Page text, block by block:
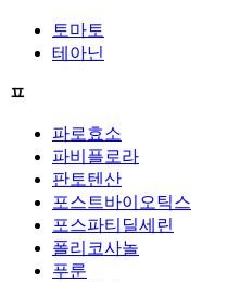
토마토
테아닌
ㅍ
파로효소
파비플로라
판토텐산
포스트바이오틱스
포스파티딜세린
폴리코사놀
푸룬